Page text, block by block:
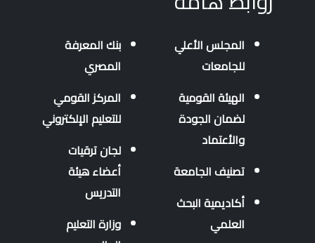
المجلس الأعلي
للجامعات
الهيئة القومية
لضمان الجودة
والأعتماد
تصنيف الجامعة
أكاديمية البحث
العلمي
بنك المعرفة
المصري
المركز القومي
للتعليم الإلكتروني
لجان ترقيات
أعضاء هيئة
التدريس
وزارة التعليم